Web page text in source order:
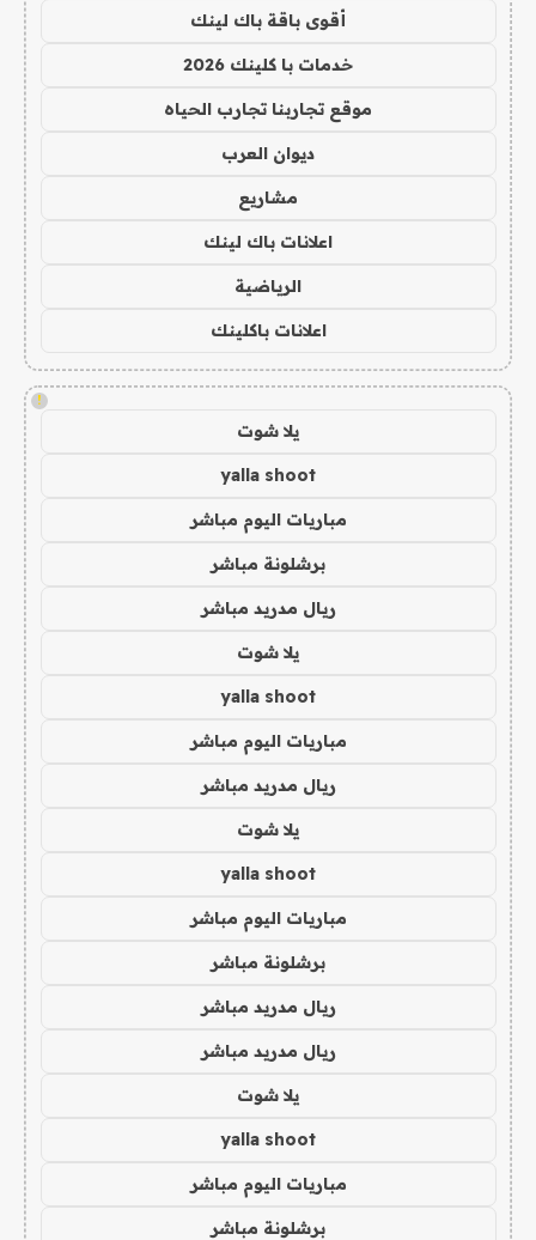
أقوى باقة باك لينك
خدمات با كلينك 2026
موقع تجاربنا تجارب الحياه
ديوان العرب
مشاريع
اعلانات باك لينك
الرياضية
اعلانات باكلينك
!
يلا شوت
yalla shoot
مباريات اليوم مباشر
برشلونة مباشر
ريال مدريد مباشر
يلا شوت
yalla shoot
مباريات اليوم مباشر
ريال مدريد مباشر
يلا شوت
yalla shoot
مباريات اليوم مباشر
برشلونة مباشر
ريال مدريد مباشر
ريال مدريد مباشر
يلا شوت
yalla shoot
مباريات اليوم مباشر
برشلونة مباشر